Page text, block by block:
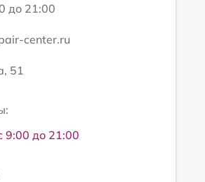
до 21:00
center.ru
51
9:00 до 21:00